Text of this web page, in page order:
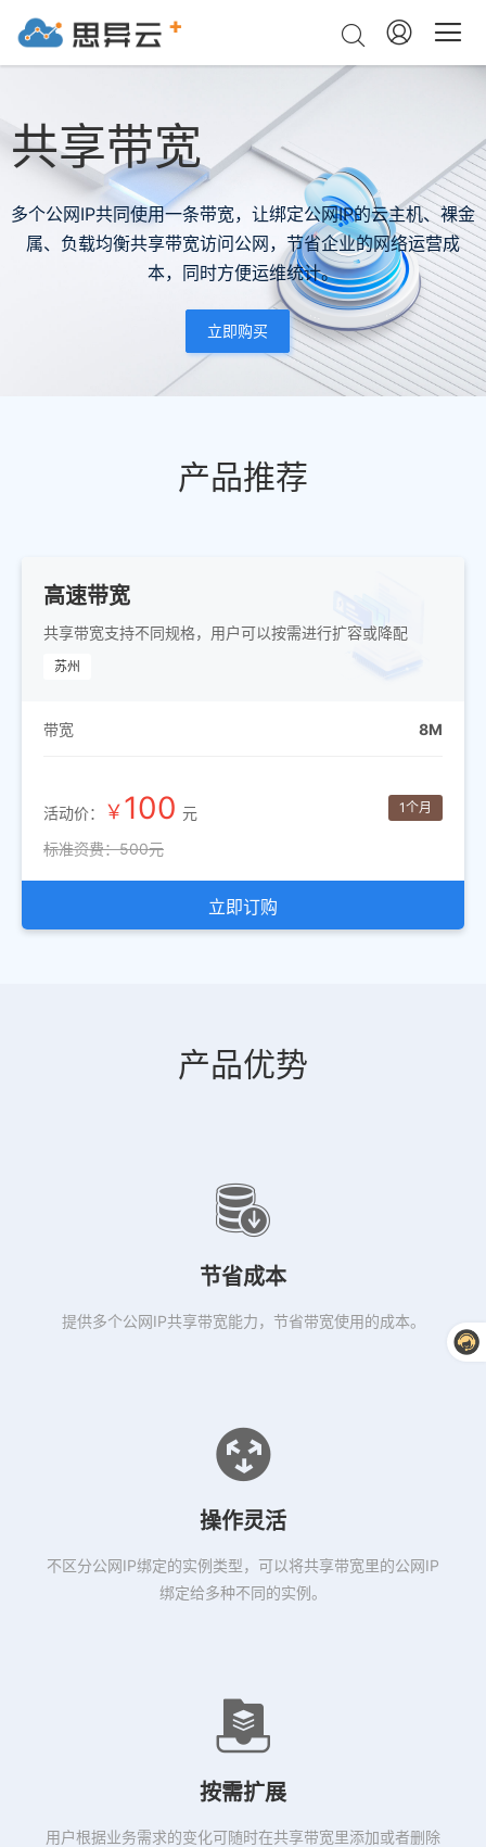
共享带宽
多个公网IP共同使用一条带宽，让绑定公网IP的云主机、裸金
属、负载均衡共享带宽访问公网，节省企业的网络运营成
本，同时方便运维统计。
立即购买
产品推荐
高速带宽
共享带宽支持不同规格，用户可以按需进行扩容或降配
苏州
带宽 8M
活动价： ￥100 元
标准资费：500元
1个月
立即订购
产品优势
节省成本
提供多个公网IP共享带宽能力，节省带宽使用的成本。
操作灵活
不区分公网IP绑定的实例类型，可以将共享带宽里的公网IP
绑定给多种不同的实例。
按需扩展
用户根据业务需求的变化可随时在共享带宽里添加或者删除